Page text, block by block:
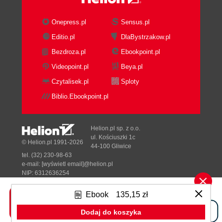
Extend Trust
Clarify Expectations
Create Transparency
Deliver Results
Practice Accountability
Get Better
Science Curriculum
Linda Burtch
15. Data Storytelling: The Tipping Point Between
Fact and Fiction
Brent Dykes
16. Informed Consent and Data Literacy Education
Are Crucial to Ethics
Sherrill Hayes
17. First, Do No Harm
Eric Schmidt
Ebook 135,15 zł
Dodaj do koszyka
Onepress.pl
Sensus.pl
Editio.pl
DlaBystrzakow.pl
Bezdroza.pl
Ebookpoint.pl
Videopoint.pl
Beya.pl
Czytalisek.pl
Sploty
Biblio.Ebookpoint.pl
Tonik.pl
© Helion.pl 1991-2026
Helion.pl sp. z o.o.
ul. Kościuszki 1c
44-100 Gliwice
tel. (32) 230-98-63
e-mail: [wyświetl email]@helion.pl
NIP: 6312636254